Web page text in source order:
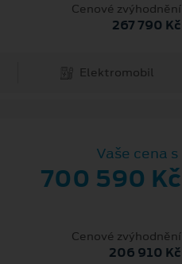
Cenové zvýhodnění
267 790 Kč
Elektromobil
Vaše cena s
700 590 Kč
Cenové zvýhodnění
206 910 Kč